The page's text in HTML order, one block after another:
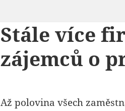
Stále více
zájemců o
Až polovina všech